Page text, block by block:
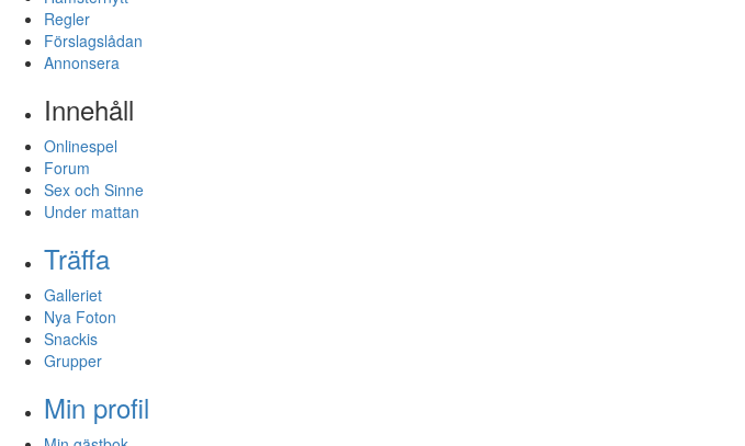
Regler
Förslagslådan
Annonsera
Innehåll
Onlinespel
Forum
Sex och Sinne
Under mattan
Träffa
Galleriet
Nya Foton
Snackis
Grupper
Min profil